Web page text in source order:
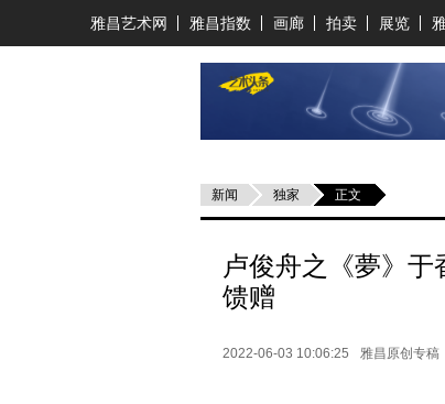
雅昌艺术网 雅昌指数 画廊 拍卖 展览
新闻 独家 正文
卢俊舟之《夢》
馈赠
2022-06-03 10:06:25 雅昌原创专稿